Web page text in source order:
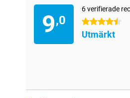
9,0
6 verifierade
4.5 stjärnor
Utmärkt